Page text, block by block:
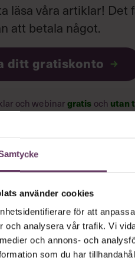
använder cookies
för att
och analysera vår trafik. Vi
och annons- och
som du har
läsa våra artiklar! Det
att betala något.
ditt gratiskonto
och webinargratis och utan
med tredje part.